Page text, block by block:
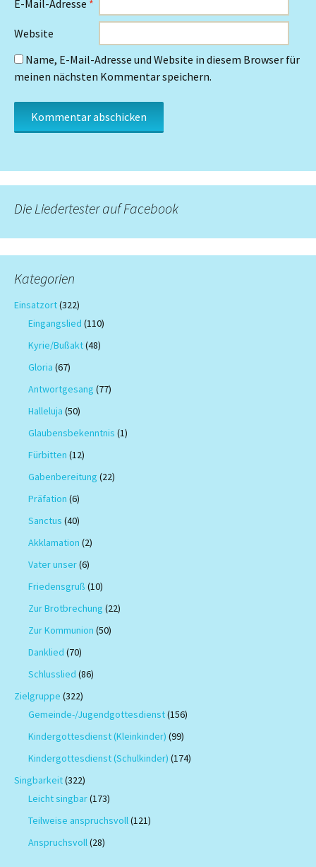
E-Mail-Adresse *
Website
Name, E-Mail-Adresse und Website in diesem Browser für
meinen nächsten Kommentar speichern.
Die Liedertester auf Facebook
Kategorien
Einsatzort(322)
Eingangslied (110)
Kyrie/Bußakt(48)
Gloria (67)
Antwortgesang (77)
Halleluja (50)
Glaubensbekenntnis (1)
Fürbitten (12)
Gabenbereitung (22)
Präfation (6)
Sanctus (40)
Akklamation (2)
Vater unser(6)
Friedensgruß (10)
Zur Brotbrechung (22)
Zur Kommunion (50)
Danklied (70)
Schlusslied (86)
Zielgruppe (322)
Gemeinde-/Jugendgottesdienst(156)
Kindergottesdienst (Kleinkinder) (99)
Kindergottesdienst (Schulkinder) (174)
Singbarkeit(322)
Leicht singbar(173)
Teilweise anspruchsvoll(121)
Anspruchsvoll(28)